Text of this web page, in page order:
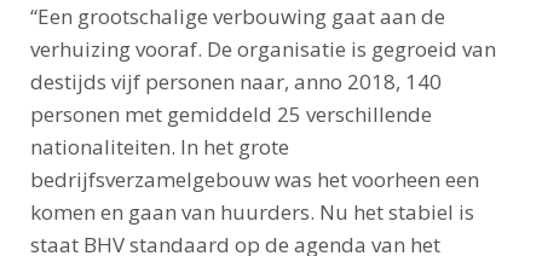
“Een grootschalige verbouwing gaat aan de
verhuizing vooraf. De organisatie is gegroeid van
destijds vijf personen naar, anno 2018, 140
personen met gemiddeld 25 verschillende
nationaliteiten. In het grote
bedrijfsverzamelgebouw was het voorheen een
komen en gaan van huurders. Nu het stabiel is
staat BHV standaard op de agenda van het